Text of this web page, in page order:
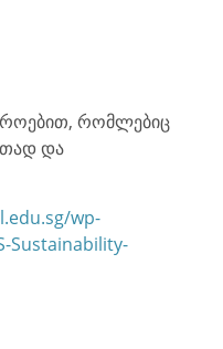
რომლებიც
და
wp-
Sustainability-